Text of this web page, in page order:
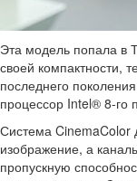
Эта модель попала в
своей компактности,
последнего
процессор Intel® 8-го
Система CinemaColor
изображение, а
пропускную